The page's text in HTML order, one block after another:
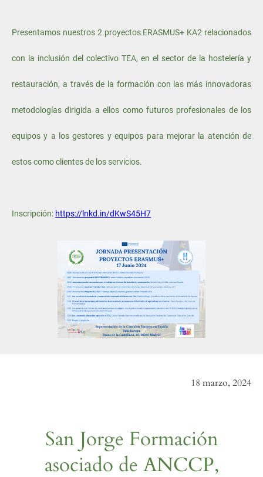
Presentamos nuestros 2 proyectos ERASMUS+ KA2 relacionados
con la inclusión del colectivo TEA, en el sector de la hostelería y
restauración, a través de la formación con las más innovadoras
metodologías dirigida a ellos como futuros profesionales de los
equipos y a los gestores y equipos para mejorar la atención de
estos como clientes de los servicios.
Inscripción: https://lnkd.in/dKwS45H7
18 marzo, 2024
San Jorge Formación
asociado de ANCCP,